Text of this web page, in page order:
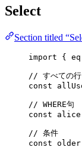
Select
Section titled
import {
// すべての行
const
// WHERE句
const alice
// 条件
const older